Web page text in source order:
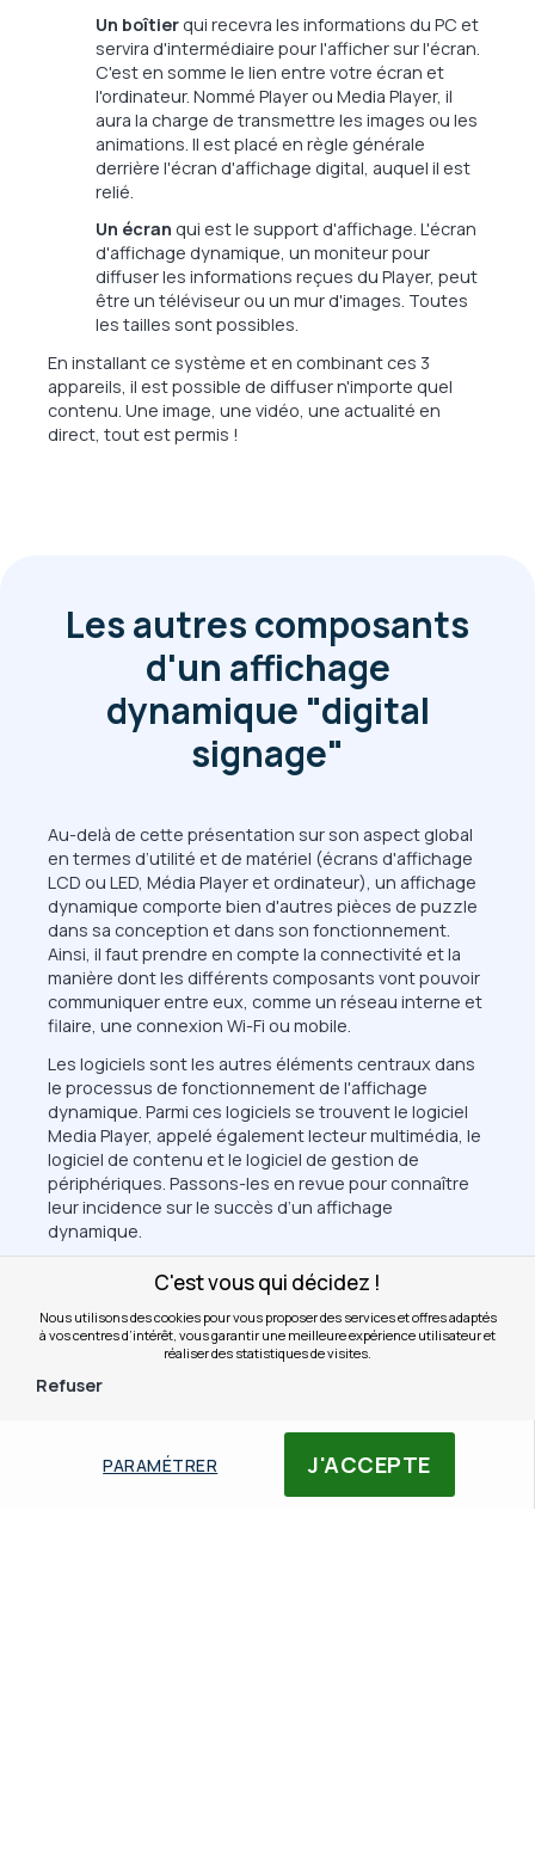
Un boîtier qui recevra les informations du PC et
servira d'intermédiaire pour l'afficher sur l'écran.
C'est en somme le lien entre votre écran et
l'ordinateur. Nommé Player ou Media Player, il
aura la charge de transmettre les images ou les
animations. Il est placé en règle générale
derrière l'écran d'affichage digital, auquel il est
relié.
Un écran qui est le support d'affichage. L'écran
d'affichage dynamique, un moniteur pour
diffuser les informations reçues du Player, peut
être un téléviseur ou un mur d'images. Toutes
les tailles sont possibles.
En installant ce système et en combinant ces 3
appareils, il est possible de diffuser n'importe quel
contenu. Une image, une vidéo, une actualité en
direct, tout est permis !
Les autres composants
d'un affichage
dynamique "digital
signage"
Au-delà de cette présentation sur son aspect global
en termes d’utilité et de matériel (écrans d'affichage
LCD ou LED, Média Player et ordinateur), un affichage
dynamique comporte bien d'autres pièces de puzzle
dans sa conception et dans son fonctionnement.
Ainsi, il faut prendre en compte la connectivité et la
manière dont les différents composants vont pouvoir
communiquer entre eux, comme un réseau interne et
filaire, une connexion Wi-Fi ou mobile.
Les logiciels sont les autres éléments centraux dans
le processus de fonctionnement de l'affichage
dynamique. Parmi ces logiciels se trouvent le logiciel
Media Player, appelé également lecteur multimédia, le
logiciel de contenu et le logiciel de gestion de
périphériques. Passons-les en revue pour connaître
leur incidence sur le succès d’un affichage
dynamique.
J'ACCEPTE
PARAMÉTRER
C'est vous qui décidez !
Nous utilisons des cookies pour vous proposer des services et offres adaptés
à vos centres d’intérêt, vous garantir une meilleure expérience utilisateur et
réaliser des statistiques de visites.
Refuser